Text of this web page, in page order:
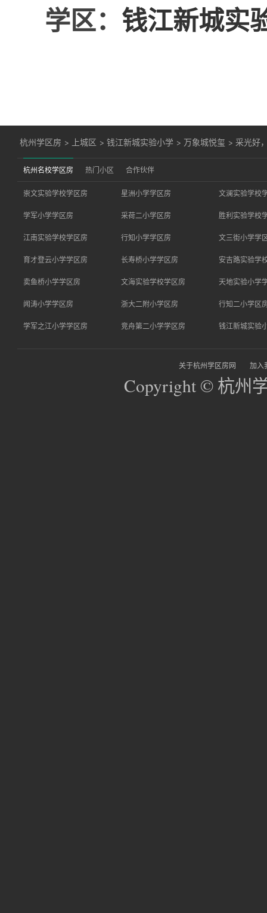
学区： 钱江新城实
杭州学区房 > 上城区 >钱江新城实验小学 > 万象城悦玺 > 采光好
杭州名校学区房 热门小区 合作伙伴
崇文实验学校学区房 星洲小学学区房 文澜实验学校
学军小学学区房 采荷二小学区房 胜利实验学校
江南实验学校学区房 行知小学学区房 文三街小学学
育才登云小学学区房 长寿桥小学学区房 安吉路实验学
卖鱼桥小学学区房 文海实验学校学区房 天地实验小学
闻涛小学学区房 浙大二附小学区房 行知二小学区
学军之江小学学区房 竞舟第二小学学区房 钱江新城实验
关于杭州学区房网 加入
Copyright © 杭州